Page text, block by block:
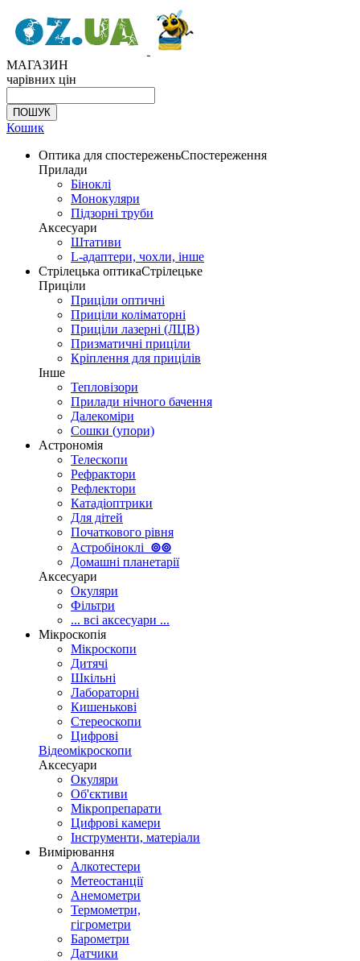
МАГАЗИН
чарівних цін
Кошик
Оптика для спостереженьСпостереження
Прилади
Біноклі
Монокуляри
Підзорні труби
Аксесуари
Штативи
L-адаптери, чохли, інше
Стрілецька оптикаСтрілецьке
Приціли
Приціли оптичні
Приціли коліматорні
Приціли лазерні (ЛЦВ)
Призматичні приціли
Кріплення для прицілів
Інше
Тепловізори
Прилади нічного бачення
Далекоміри
Сошки (упори)
Астрономія
Телескопи
Рефрактори
Рефлектори
Катадіоптрики
Для дітей
Початкового рівня
Астробіноклі ⊚⊚
Домашні планетарії
Аксесуари
Окуляри
Фільтри
... всі аксесуари ...
Мікроскопія
Мікроскопи
Дитячі
Шкільні
Лабораторні
Кишенькові
Стереоскопи
Цифрові
Відеомікроскопи
Аксесуари
Окуляри
Об'єктиви
Мікропрепарати
Цифрові камери
Інструменти, матеріали
Вимірювання
Алкотестери
Метеостанції
Анемометри
Термометри,
гігрометри
Барометри
Датчики